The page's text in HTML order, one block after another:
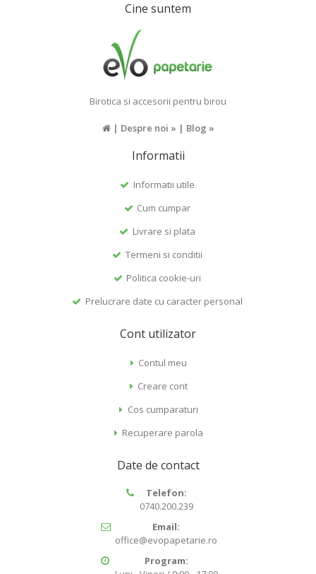
Cine suntem
Birotica si accesorii pentru birou
| Despre noi » | Blog »
Informatii
Informatii utile
Cum cumpar
Livrare si plata
Termeni si conditii
Politica cookie-uri
Prelucrare date cu caracter personal
Cont utilizator
Contul meu
Creare cont
Cos cumparaturi
Recuperare parola
Date de contact
Telefon:
0740.200.239
Email:
office@evopapetarie.ro
Program: